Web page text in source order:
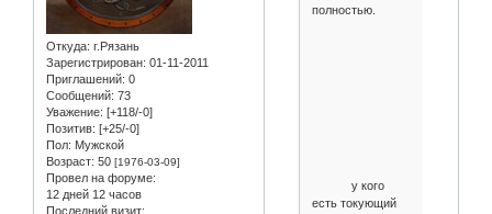
Откуда: г.Рязань
Зарегистрирован: 01-11-2011
Приглашений: 0
Сообщений: 73
Уважение: [+118/-0]
Позитив: [+25/-0]
Пол: Мужской
Возраст: 50 [1976-03-09]
Провел на форуме:
12 дней 12 часов
Последний визит:
полностью.
у кого
есть токующий